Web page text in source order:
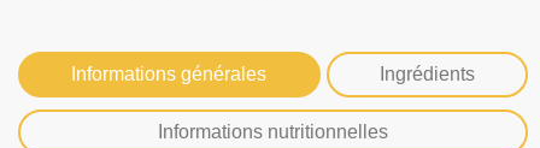
Informations générales Ingrédients
Informations nutritionnelles